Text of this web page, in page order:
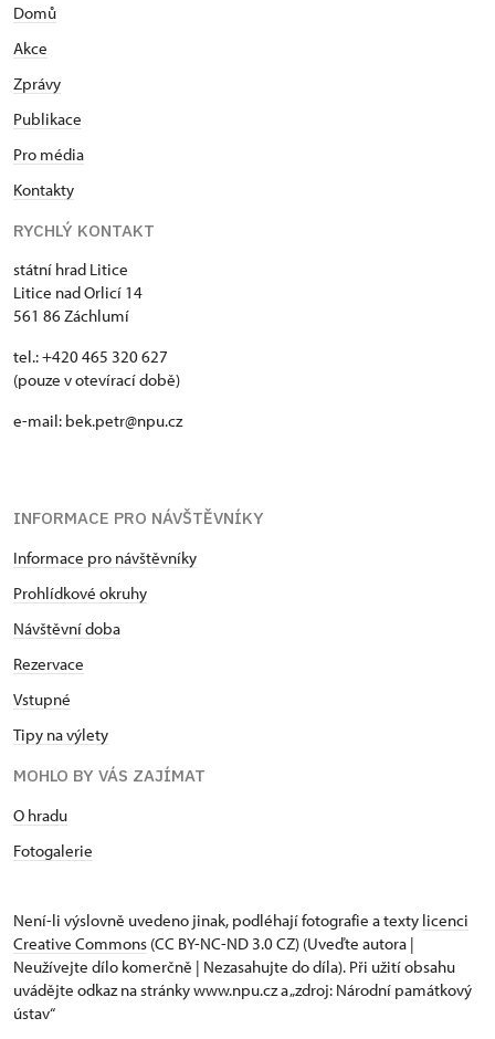
Domů
Akce
Zprávy
Publikace
Pro média
Kontakty
RYCHLÝ KONTAKT
státní hrad Litice
Litice nad Orlicí 14
561 86 Záchlumí
tel.: +420 465 320 627
(pouze v otevírací době)
e-mail: bek.petr@npu.cz
INFORMACE PRO NÁVŠTĚVNÍKY
Informace pro návštěvníky
Prohlídkové okruhy
Návštěvní doba
Rezervace
Vstupné
Tipy na výlety
MOHLO BY VÁS ZAJÍMAT
O hradu
Fotogalerie
Není-li výslovně uvedeno jinak, podléhají fotografie a texty licenci
Creative Commons (CC BY-NC-ND 3.0 CZ) (Uveďte autora |
Neužívejte dílo komerčně | Nezasahujte do díla). Při užití obsahu
uvádějte odkaz na stránky www.npu.cz a „zdroj: Národní památkový
ústav“